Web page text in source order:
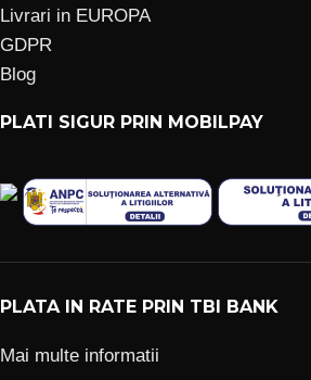
Livrari in EUROPA
GDPR
Blog
PLATI SIGUR PRIN MOBILPAY
PLATA IN RATE PRIN TBI BANK
Mai multe informatii